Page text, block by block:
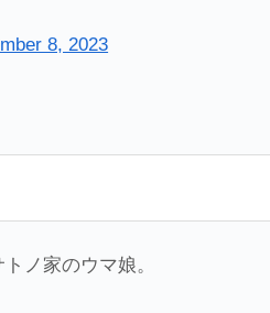
8, 2023
ノ家のウマ娘。